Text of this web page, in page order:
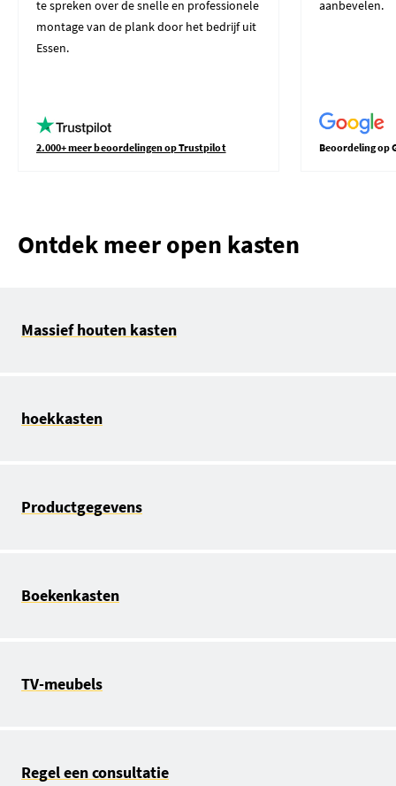
te spreken over de snelle en professionele
montage van de plank door het bedrijf uit
Essen.
2.000+ meer beoordelingen op Trustpilot
aanbevelen.
Beoordeling op
Ontdek meer open kasten
Massief houten kasten
hoekkasten
Productgegevens
Boekenkasten
TV-meubels
Regel een consultatie